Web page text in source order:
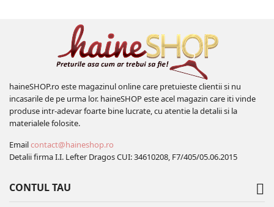
haineSHOP.ro este magazinul online care pretuieste clientii si nu
incasarile de pe urma lor. haineSHOP este acel magazin care iti vinde
produse intr-adevar foarte bine lucrate, cu atentie la detalii si la
materialele folosite.
Emailcontact@haineshop.ro
Detalii firma I.I. Lefter Dragos CUI: 34610208, F7/405/05.06.2015
CONTUL TAU 